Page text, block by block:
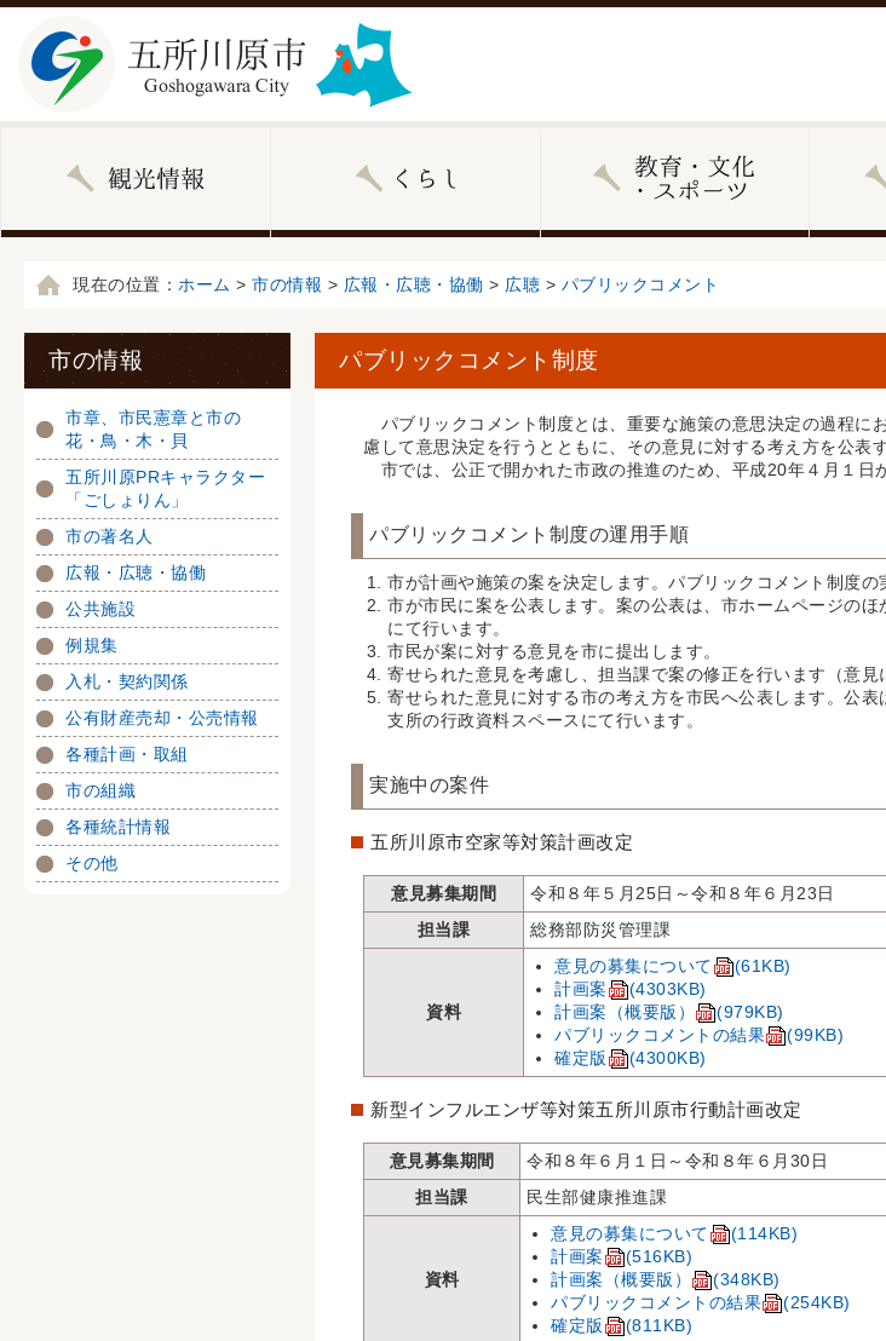
現在の位置： ホーム > 市の情報 > 広報・広聴・協働 > 広聴 > パブリックコメント
パブリックコメント制度
パブリックコメント制度とは、重要な施策の意思決定の過程に
慮して意思決定を行うとともに、その意見に対する考え方を公表
市では、公正で開かれた市政の推進のため、平成20年４月１日
パブリックコメント制度の運用手順
市が計画や施策の案を決定します。パブリックコメント制度
市が市民に案を公表します。案の公表は、市ホームページの
にて行います。
市民が案に対する意見を市に提出します。
寄せられた意見を考慮し、担当課で案の修正を行います（意見
寄せられた意見に対する市の考え方を市民へ公表します。公
支所の行政資料スペースにて行います。
実施中の案件
五所川原市空家等対策計画改定
意見募集期間
令和８年５月25日～令和８年６月23日
担当課
総務部防災管理課
資料
意見の募集について
(61KB)
計画案
(4303KB)
計画案（概要版）
(979KB)
パブリックコメントの結果
(99KB)
確定版
(4300KB)
新型インフルエンザ等対策五所川原市行動計画改定
意見募集期間
令和８年６月１日～令和８年６月30日
担当課
民生部健康推進課
資料
意見の募集について
(114KB)
計画案
(516KB)
計画案（概要版）
(348KB)
パブリックコメントの結果
(254KB)
確定版
(811KB)
市の情報
市章、市民憲章と市の
花・鳥・木・貝
五所川原PRキャラクター
「ごしょりん」
市の著名人
広報・広聴・協働
公共施設
例規集
入札・契約関係
公有財産売却・公売情報
各種計画・取組
市の組織
各種統計情報
その他